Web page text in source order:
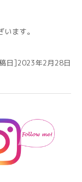
ます。
日]2023年2月28日